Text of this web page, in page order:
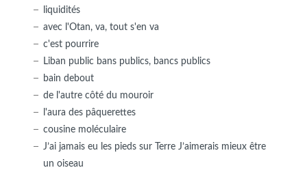
liquidités
avec l'Otan, va, tout s'en va
c'est pourrire
Liban public bans publics, bancs publics
bain debout
de l'autre côté du mouroir
l'aura des pâquerettes
cousine moléculaire
J’ai jamais eu les pieds sur Terre J’aimerais mieux être
un oiseau